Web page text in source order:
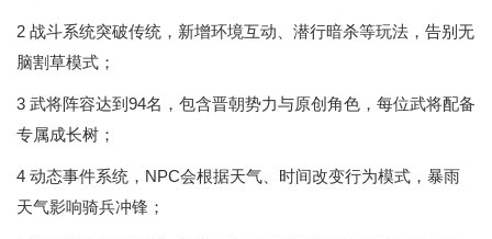
2 战斗系统突破传统，新增环境互动、潜行暗杀等玩法，告别无
脑割草模式；
3 武将阵容达到94名，包含晋朝势力与原创角色，每位武将配备
专属成长树；
4 动态事件系统，NPC会根据天气、时间改变行为模式，暴雨
天气影响骑兵冲锋；